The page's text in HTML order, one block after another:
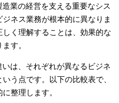
業の経営を支える重要なシス
ネス業務が根本的に異なりま
く理解することは、効果的な
す。
は、それぞれが異なるビジネ
う点です。以下の比較表で、
整理します。